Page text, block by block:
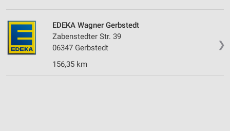
❯
EDEKA Wagner Gerbstedt
Zabenstedter Str. 39
06347 Gerbstedt
156,35 km